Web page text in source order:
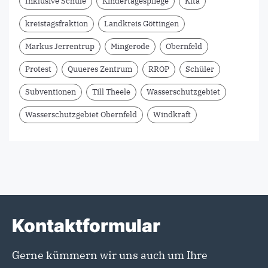
kreistagsfraktion Landkreis Göttingen
Markus Jerrentrup Mingerode Obernfeld
Protest Quueres Zentrum RROP Schüler
Subventionen Till Theele Wasserschutzgebiet
Wasserschutzgebiet Obernfeld Windkraft
Kontaktformular
Gerne kümmern wir uns auch um Ihre